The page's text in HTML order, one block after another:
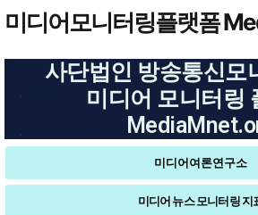
미디어모니터링플랫폼
사단법인 방송통신모
미디어 모니터링
미디어여론연구소
미디어 뉴스 모니터링 지